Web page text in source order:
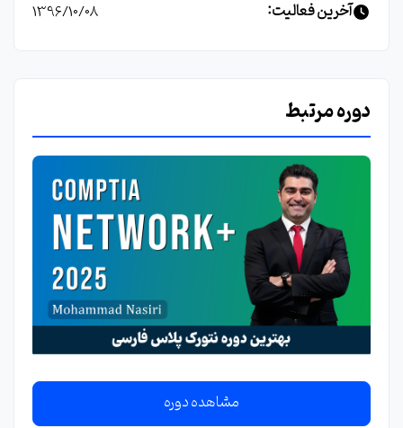
آخرین فعالیت: 1396/10/08
دوره مرتبط
مشاهده دوره